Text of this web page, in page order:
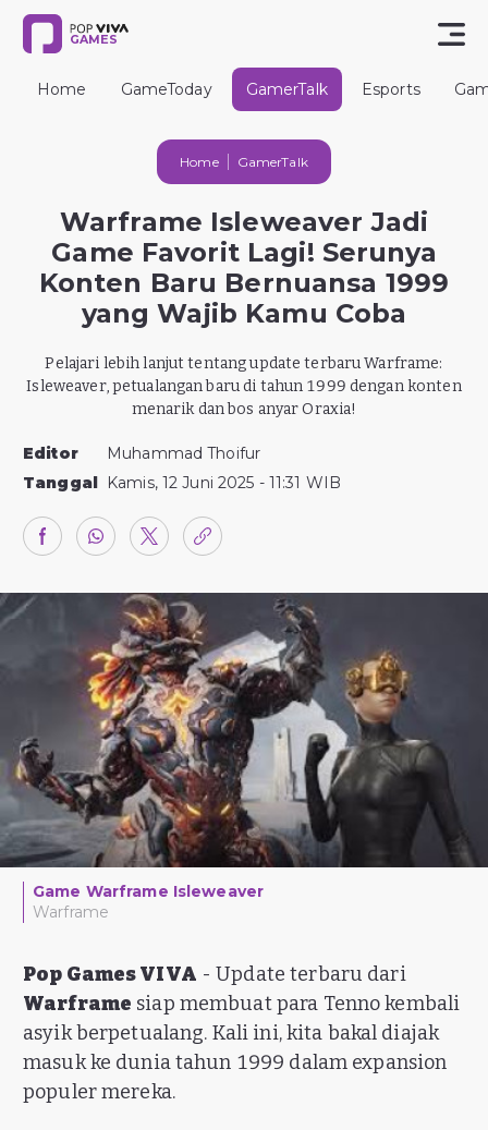
GAMES
Home GameToday GamerTalk Esports
Home GamerTalk
Warframe Isleweaver Jadi
Game Favorit Lagi! Serunya
Konten Baru Bernuansa 1999
yang Wajib Kamu Coba
Pelajari lebih lanjut tentang update terbaru Warframe:
Isleweaver, petualangan baru di tahun 1999 dengan konten
menarik dan bos anyar Oraxia!
Editor
Muhammad Thoifur
Tanggal Kamis, 12 Juni 2025 - 11:31 WIB
Game Warframe Isleweaver
Warframe
Pop Games VIVA - Update terbaru dari
Warframe siap membuat para Tenno kembali
asyik berpetualang. Kali ini, kita bakal diajak
masuk ke dunia tahun 1999 dalam expansion
populer mereka.